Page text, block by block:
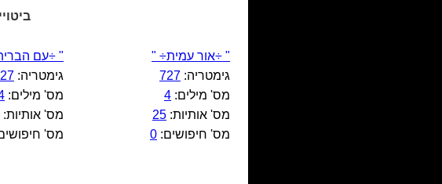
" ÷אור עמית÷ "
גימטריה: 727
מס' מילים: 4
מס' אותיות: 25
מס' חיפושים: 0
" ÷עם
גימטריה:
מס' מילים:
מס' אותיות:
מס'